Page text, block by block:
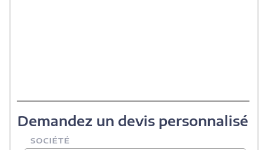
Demandez un devis personnalisé
SOCIÉTÉ